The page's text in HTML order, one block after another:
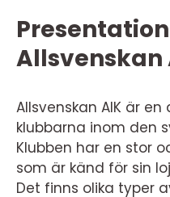
Allsvenskan
Allsvenskan AIK är
klubbarna inom den
Klubben har en stor
som är känd för sin
Det finns olika typer